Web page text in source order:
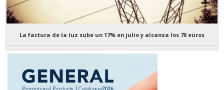
La factura de la luz sube un 17% en julio y alcanza los 78 euros